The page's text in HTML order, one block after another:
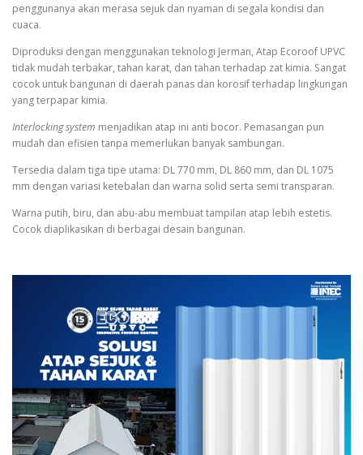
penggunanya akan merasa sejuk dan nyaman di segala kondisi dan
cuaca.
Diproduksi dengan menggunakan teknologi Jerman, Atap Ecoroof UPVC
tidak mudah terbakar, tahan karat, dan tahan terhadap zat kimia. Sangat
cocok untuk bangunan di daerah panas dan korosif terhadap lingkungan
yang terpapar kimia.
Interlocking system menjadikan atap ini anti bocor. Pemasangan pun
mudah dan efisien tanpa memerlukan banyak sambungan.
Tersedia dalam tiga tipe utama: DL 770 mm, DL 860 mm, dan DL 1075
mm dengan variasi ketebalan dan warna solid serta semi transparan.
Warna putih, biru, dan abu-abu membuat tampilan atap lebih estetis.
Cocok diaplikasikan di berbagai desain bangunan.